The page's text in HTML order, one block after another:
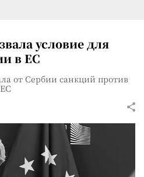
условие для
в ЕС
от Сербии санкций против